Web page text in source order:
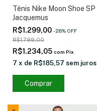
Tênis Nike Moon Shoe SP
Jacquemus
R$1.299,00 -28% OFF
R$1.799,00
R$1.234,05 com Pix
7 x de R$185,57 sem juros
Comprar